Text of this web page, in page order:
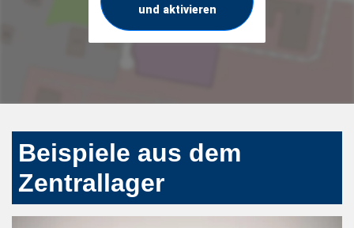
und aktivieren
Beispiele aus dem
Zentrallager